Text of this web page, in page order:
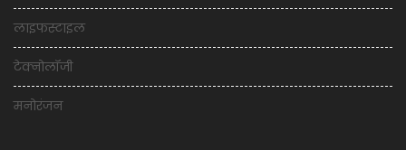
लाइफस्टाइल
टेक्नोलॉजी
मनोरंजन